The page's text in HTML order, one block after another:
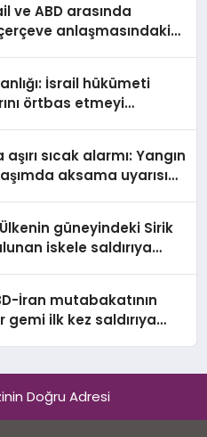
ve ABD arasında
anlaşmasındaki
İsrail hükümeti
örtbas etmeyi
sıcak alarmı: Yangın
aksama uyarısı
Ülkenin güneyindeki Sirik
iskele saldırıya
İran mutabakatının
gemi ilk kez saldırıya
Doğru Adresi